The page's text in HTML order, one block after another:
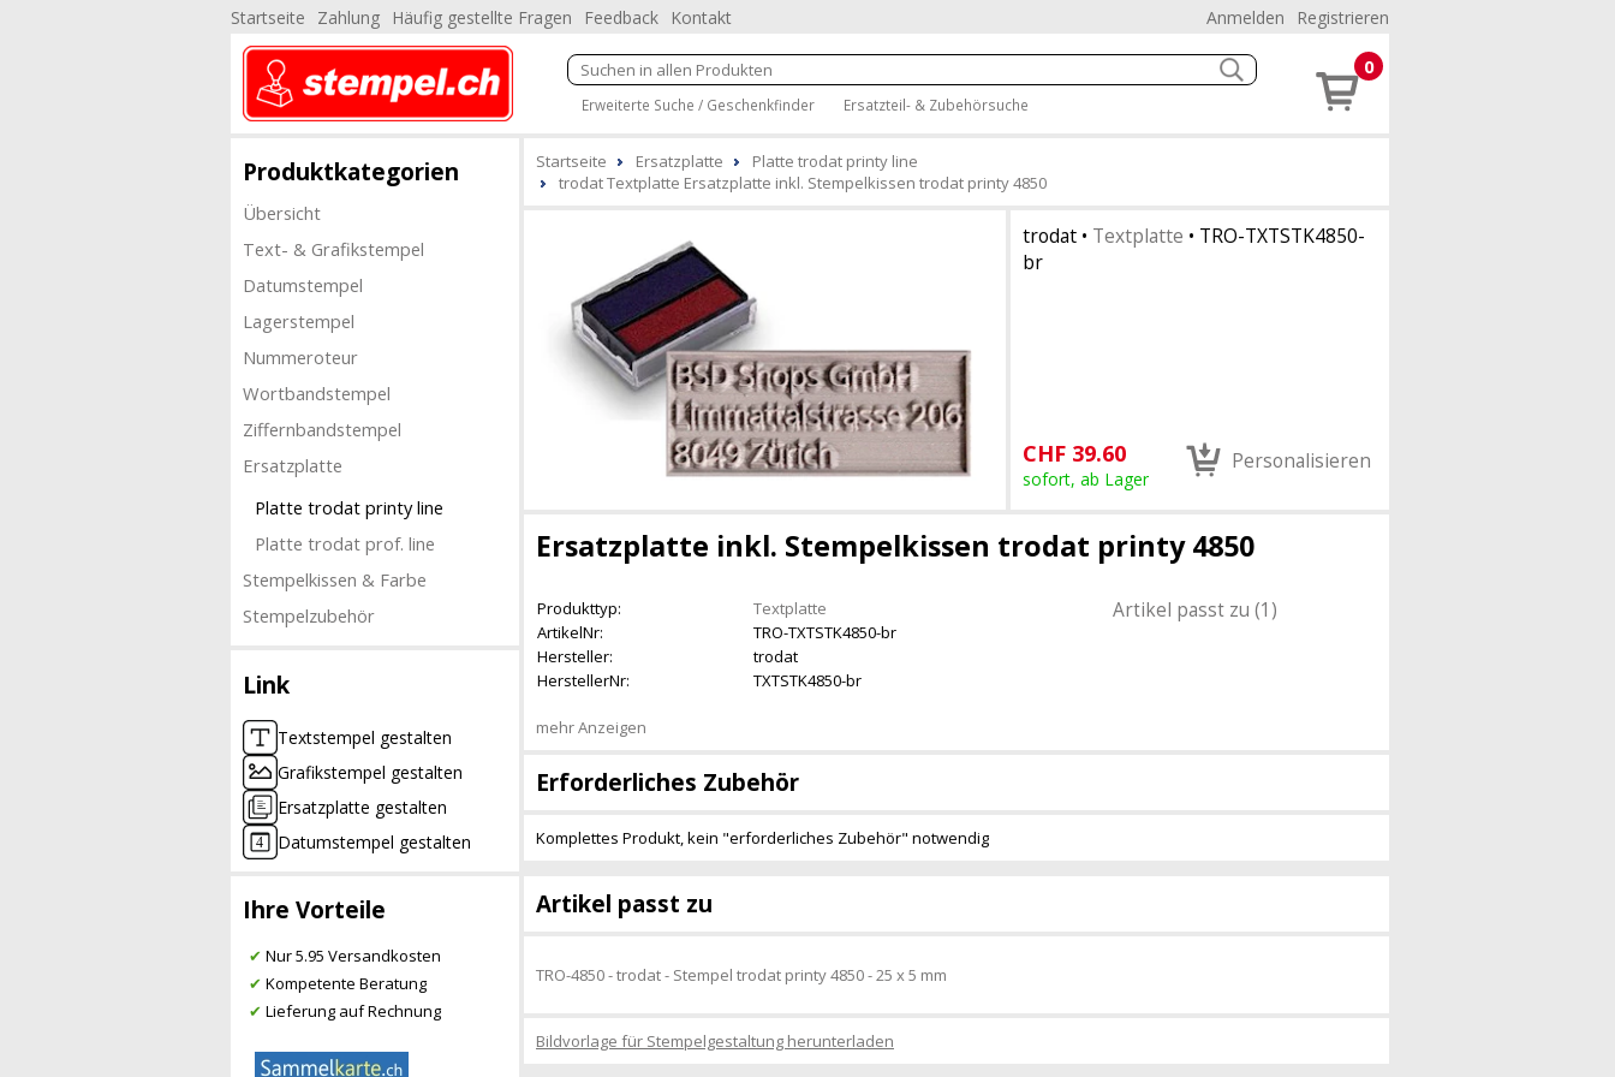
Startseite Zahlung Häufig gestellte Fragen Feedback Kontakt Anmelden Registrieren
Erweiterte Suche / Geschenkfinder Ersatzteil- & Zubehörsuche
0
Produktkategorien
Übersicht
Text- & Grafikstempel
Datumstempel
Lagerstempel
Nummeroteur
Wortbandstempel
Ziffernbandstempel
Ersatzplatte
Platte trodat printy line
Platte trodat prof. line
Stempelkissen & Farbe
Stempelzubehör
Link
Textstempel gestalten
Grafikstempel gestalten
Ersatzplatte gestalten
Datumstempel gestalten
Ihre Vorteile
✔ Nur 5.95 Versandkosten
✔ Kompetente Beratung
✔ Lieferung auf Rechnung
Startseite Ersatzplatte
Platte trodat printy line
trodat Textplatte Ersatzplatte inkl. Stempelkissen trodat printy 4850
trodat• Textplatte • TRO-TXTSTK4850-
br
CHF 39.60
sofort, ab Lager
Personalisieren
Ersatzplatte inkl. Stempelkissen trodat printy 4850
Produkttyp:
Textplatte
ArtikelNr:
TRO-TXTSTK4850-br
Hersteller:
trodat
HerstellerNr:
TXTSTK4850-br
Artikel passt zu (1)
mehr Anzeigen
Erforderliches Zubehör
Komplettes Produkt, kein "erforderliches Zubehör" notwendig
Artikel passt zu
TRO-4850 - trodat - Stempel trodat printy 4850 - 25 x 5 mm
Bildvorlage für Stempelgestaltung herunterladen